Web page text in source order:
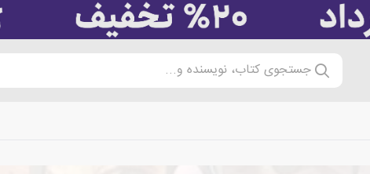
جستجوی کتاب، نویسنده و...